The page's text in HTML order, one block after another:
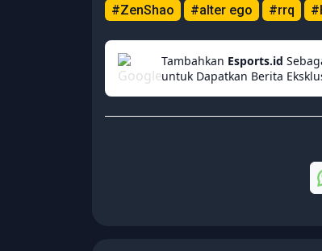
#ZenShao
#alter ego #rrq
Tambahkan Esports.id
untuk Dapatkan Berita